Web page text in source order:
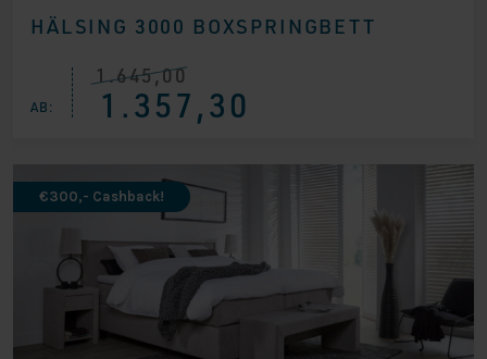
HÄLSING 3000 BOXSPRINGBETT
AB:
1.645,00
Ursprünglicher
Preis
war:1.357,30
Aktueller
Preis
ist:
€300,- Cashback!